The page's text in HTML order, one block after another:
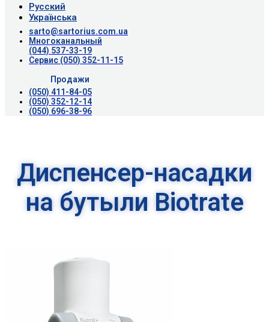
Русский
Українська
sarto@sartorius.com.ua
Многоканальный
(044) 537-33-19
Сервис (050) 352-11-15
Продажи
(050) 411-84-05
(050) 352-12-14
(050) 696-38-96
Диспенсер-насадки
на бутыли Biotrate